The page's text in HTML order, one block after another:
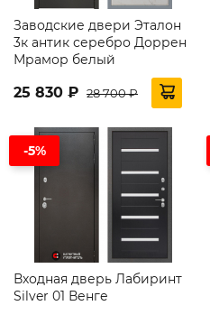
Заводские двери Эталон
3к антик серебро Доррен
Мрамор белый
25 830 ₽ 28 700 ₽
-5%
Входная дверь Лабиринт
Silver 01 Венге